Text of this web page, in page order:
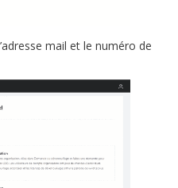
mail et le numéro de